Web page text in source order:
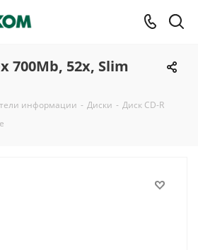
700Mb, 52x, Slim
информации - Диски - Диск CD-R